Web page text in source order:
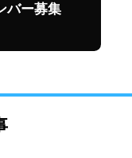
バー募集